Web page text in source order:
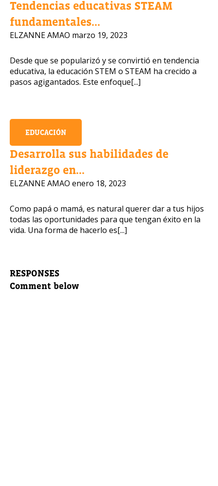
Tendencias educativas STEAM
fundamentales...
ELZANNE AMAO marzo 19, 2023
Desde que se popularizó y se convirtió en tendencia
educativa, la educación STEM o STEAM ha crecido a
pasos agigantados. Este enfoque[...]
EDUCACIÓN
Desarrolla sus habilidades de
liderazgo en...
ELZANNE AMAO enero 18, 2023
Como papá o mamá, es natural querer dar a tus hijos
todas las oportunidades para que tengan éxito en la
vida. Una forma de hacerlo es[...]
RESPONSES
Comment below
Número de celular
Política de Privacidad